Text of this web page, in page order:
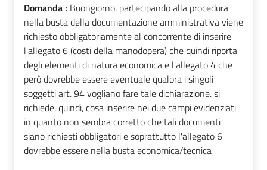
Domanda : Buongiorno, partecipando alla procedura
nella busta della documentazione amministrativa viene
richiesto obbligatoriamente al concorrente di inserire
l'allegato 6 (costi della manodopera) che quindi riporta
degli elementi di natura economica e l'allegato 4 che
però dovrebbe essere eventuale qualora i singoli
soggetti art. 94 vogliano fare tale dichiarazione. si
richiede, quindi, cosa inserire nei due campi evidenziati
in quanto non sembra corretto che tali documenti
siano richiesti obbligatori e soprattutto l'allegato 6
dovrebbe essere nella busta economica/tecnica